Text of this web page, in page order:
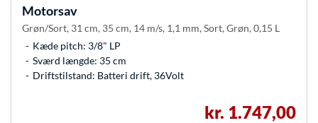
Motorsav
Grøn/Sort, 31 cm, 35 cm, 14 m/s, 1,1 mm, Sort, Grøn, 0,15 L
Kæde pitch: 3/8" LP
Sværd længde: 35 cm
Driftstilstand: Batteri drift, 36Volt
kr. 1.747,00